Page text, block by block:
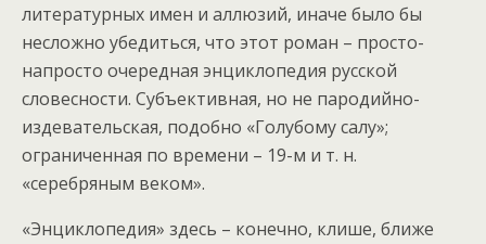
литературных имен и аллюзий, иначе было бы
несложно убедиться, что этот роман – просто-
напросто очередная энциклопедия русской
словесности. Субъективная, но не пародийно-
издевательская, подобно «Голубому салу»;
ограниченная по времени – 19-м и т. н.
«серебряным веком».
«Энциклопедия» здесь – конечно, клише, ближе